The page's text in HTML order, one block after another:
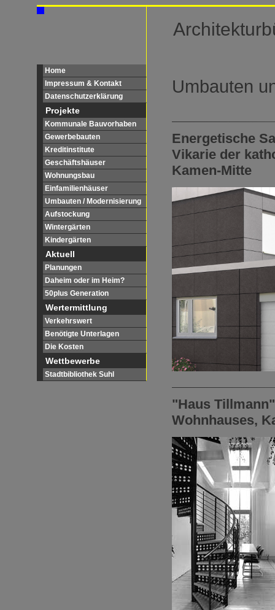
Home
Impressum & Kontakt
Datenschutzerklärung
Projekte
Kommunale Bauvorhaben
Gewerbebauten
Kreditinstitute
Geschäftshäuser
Wohnungsbau
Einfamilienhäuser
Umbauten / Modernisierung
Aufstockung
Wintergärten
Kindergärten
Aktuell
Planungen
Daheim oder im Heim?
50plus Generation
Wertermittlung
Verkehrswert
Benötigte Unterlagen
Die Kosten
Wettbewerbe
Stadtbibliothek Suhl
Umbauten
Energetische
Vikarie der
Kamen-Mitte
"Haus
Wohnhauses,